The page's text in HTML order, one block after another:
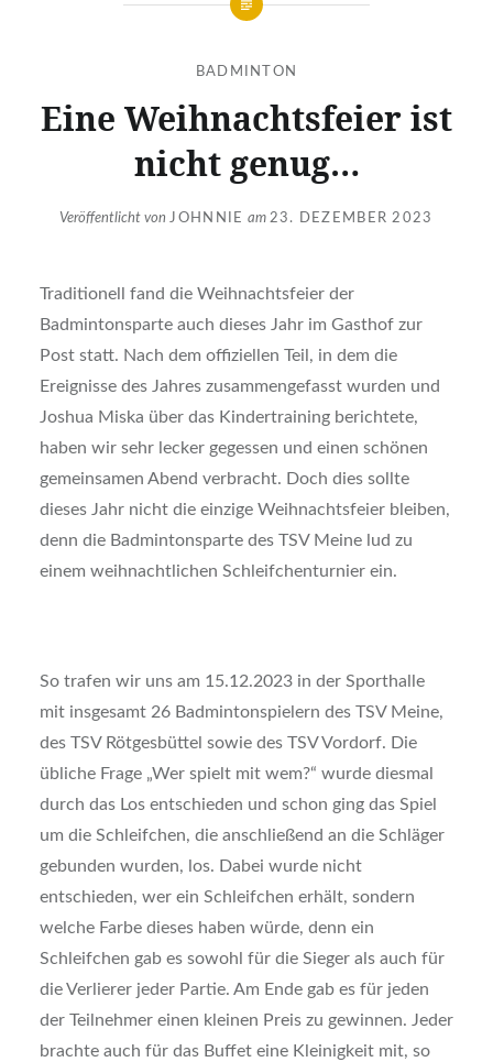
BADMINTON
Eine Weihnachtsfeier ist
nicht genug…
Veröffentlicht vonJOHNNIE am 23. DEZEMBER 2023
Traditionell fand die Weihnachtsfeier der
Badmintonsparte auch dieses Jahr im Gasthof zur
Post statt. Nach dem offiziellen Teil, in dem die
Ereignisse des Jahres zusammengefasst wurden und
Joshua Miska über das Kindertraining berichtete,
haben wir sehr lecker gegessen und einen schönen
gemeinsamen Abend verbracht. Doch dies sollte
dieses Jahr nicht die einzige Weihnachtsfeier bleiben,
denn die Badmintonsparte des TSV Meine lud zu
einem weihnachtlichen Schleifchenturnier ein.
So trafen wir uns am 15.12.2023 in der Sporthalle
mit insgesamt 26 Badmintonspielern des TSV Meine,
des TSV Rötgesbüttel sowie des TSV Vordorf. Die
übliche Frage „Wer spielt mit wem?“ wurde diesmal
durch das Los entschieden und schon ging das Spiel
um die Schleifchen, die anschließend an die Schläger
gebunden wurden, los. Dabei wurde nicht
entschieden, wer ein Schleifchen erhält, sondern
welche Farbe dieses haben würde, denn ein
Schleifchen gab es sowohl für die Sieger als auch für
die Verlierer jeder Partie. Am Ende gab es für jeden
der Teilnehmer einen kleinen Preis zu gewinnen. Jeder
brachte auch für das Buffet eine Kleinigkeit mit, so